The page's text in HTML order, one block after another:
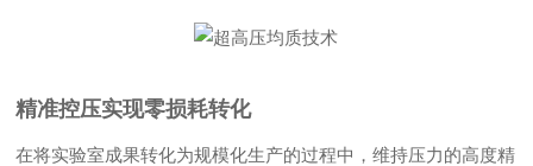
精准控压实现零损耗转化
在将实验室成果转化为规模化生产的过程中，维持压力的高度精